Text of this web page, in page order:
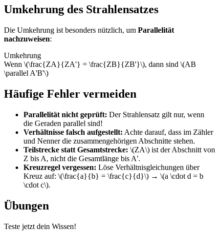
Umkehrung des Strahlensatzes
Die Umkehrung ist besonders nützlich, um Parallelität
nachzuweisen:
Umkehrung
Wenn \(\frac{ZA}{ZA'} = \frac{ZB}{ZB'}\), dann sind \(AB
\parallel A'B'\)
Häufige Fehler vermeiden
Parallelität nicht geprüft: Der Strahlensatz gilt nur, wenn
die Geraden parallel sind!
Verhältnisse falsch aufgestellt: Achte darauf, dass im Zähler
und Nenner die zusammengehörigen Abschnitte stehen.
Teilstrecke statt Gesamtstrecke: \(ZA\) ist der Abschnitt von
Z bis A, nicht die Gesamtlänge bis A'.
Kreuzregel vergessen: Löse Verhältnisgleichungen über
Kreuz auf: \(\frac{a}{b} = \frac{c}{d}\) → \(a \cdot d = b
\cdot c\).
Übungen
Teste jetzt dein Wissen!